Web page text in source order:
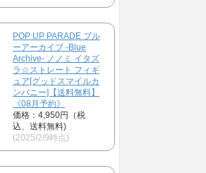
POP UP PARADE ブル
ーアーカイブ -Blue
Archive- ノノミ イタズ
ラ☆ストレート フィギ
ュア[グッドスマイルカ
ンパニー]【送料無料】
《08月予約》
価格：4,950円（税
込、送料無料)
(2025/2/9時点)